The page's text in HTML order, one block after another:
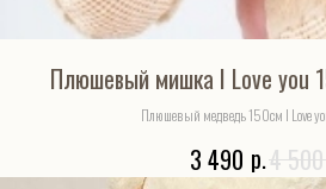
Плюшевый мишка I Love you
Плюшевый медведь 150см I Love
3 490 р.4 500